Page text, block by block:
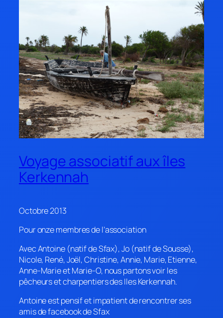
Voyage associatif aux îles
Kerkennah
Octobre 2013
Pour onze membres de l’association
Avec Antoine (natif de Sfax), Jo (natif de Sousse),
Nicole, René, Joël, Christine, Annie, Marie, Etienne,
Anne-Marie et Marie-O, nous partons voir les
pêcheurs et charpentiers des Iles Kerkennah.
Antoine est pensif et impatient de rencontrer ses
amis de facebook de Sfax